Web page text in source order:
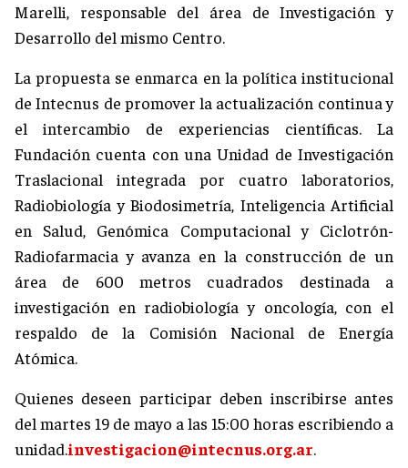
Marelli, responsable del área de Investigación y
Desarrollo del mismo Centro.
La propuesta se enmarca en la política institucional
de Intecnus de promover la actualización continua y
el intercambio de experiencias científicas. La
Fundación cuenta con una Unidad de Investigación
Traslacional integrada por cuatro laboratorios,
Radiobiología y Biodosimetría, Inteligencia Artificial
en Salud, Genómica Computacional y Ciclotrón-
Radiofarmacia y avanza en la construcción de un
área de 600 metros cuadrados destinada a
investigación en radiobiología y oncología, con el
respaldo de la Comisión Nacional de Energía
Atómica.
Quienes deseen participar deben inscribirse antes
del martes 19 de mayo a las 15:00 horas escribiendo a
unidad.investigacion@intecnus.org.ar.